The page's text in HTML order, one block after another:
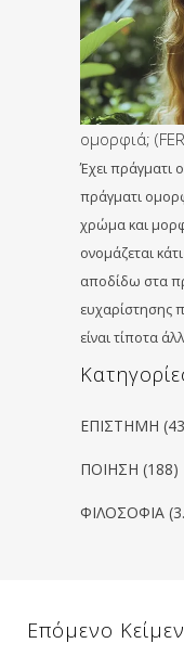
ομορφιά;
Έχει πράγματι
πράγματι
χρώμα και
ονομάζεται
αποδίδω στα
ευχαρίστησης
είναι τίποτα
ΕΠΙΣΤΗΜΗ
ΠΟΙΗΣΗ (188)
ΦΙΛΟΣΟΦΙΑ
Επόμενο